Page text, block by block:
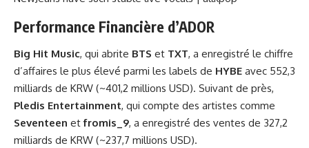
Performance Financière d’ADOR
Big Hit Music, qui abrite BTS et TXT, a enregistré le chiffre
d’affaires le plus élevé parmi les labels de HYBE avec 552,3
milliards de KRW (~401,2 millions USD). Suivant de près,
Pledis Entertainment, qui compte des artistes comme
Seventeen etfromis_9, a enregistré des ventes de 327,2
milliards de KRW (~237,7 millions USD).